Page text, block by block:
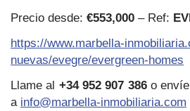
Precio desde: €553,000 – Ref:
https://www.marbella-
nuevas/evegre/evergreen-homes
Llame al +34 952 907 386o envíe
a info@marbella-inmobiliaria.com